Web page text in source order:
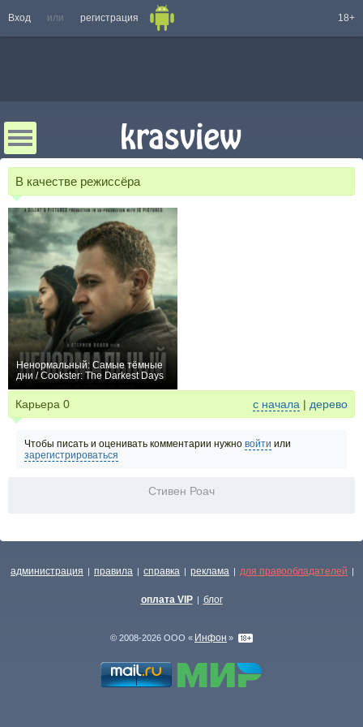
Вход или регистрация 18+
В качестве режиссёра
Ненормальный: Самые тёмные
дни / Cookster: The Darkest Days
Карьера 0 с начала | дерево
Чтобы писать и оценивать комментарии нужно войти или
зарегистрироваться
Стивен Роач
администрация | правила | справка | реклама | для правообладателей |
оплата VIP | блог
© 2008-2026 ООО « Инфон »